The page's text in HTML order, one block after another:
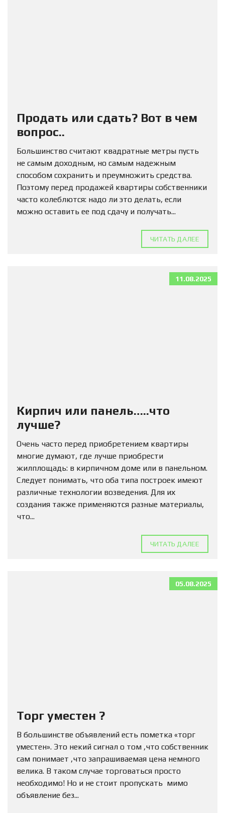
Продать или сдать? Вот в чем
вопрос..
Большинство считают квадратные метры пусть
не самым доходным, но самым надежным
способом сохранить и преумножить средства.
Поэтому перед продажей квартиры собственники
часто колеблются: надо ли это делать, если
можно оставить ее под сдачу и получать...
ЧИТАТЬ ДАЛЕЕ
11.08.2025
Кирпич или панель…..что
лучше?
Очень часто перед приобретением квартиры
многие думают, где лучше приобрести
жилплощадь: в кирпичном доме или в панельном.
Следует понимать, что оба типа построек имеют
различные технологии возведения. Для их
создания также применяются разные материалы,
что...
ЧИТАТЬ ДАЛЕЕ
05.08.2025
Торг уместен ?
В большинстве объявлений есть пометка «торг
уместен». Это некий сигнал о том ,что собственник
сам понимает ,что запрашиваемая цена немного
велика. В таком случае торговаться просто
необходимо! Но и не стоит пропускать мимо
объявление без...